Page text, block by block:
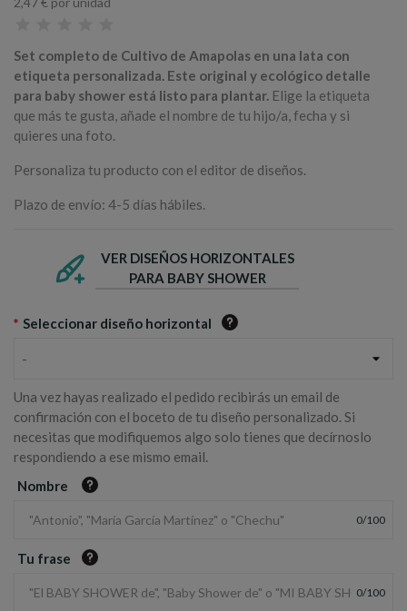
Set completo de Cultivo de Amapolas en una lata con
etiqueta personalizada. Este original y ecológico detalle
para baby shower está listo para plantar. Elige la etiqueta
que más te gusta, añade el nombre de tu hijo/a, fecha y si
quieres una foto.
Personaliza tu producto con el editor de diseños.
Plazo de envío: 4-5 días hábiles.
VER DISEÑOS HORIZONTALES
PARA BABY SHOWER
* Seleccionar diseño horizontal
-
Una vez hayas realizado el pedido recibirás un email de
confirmación con el boceto de tu diseño personalizado. Si
necesitas que modifiquemos algo solo tienes que decírnoslo
respondiendo a ese mismo email.
Nombre
0/100
Tu frase
0/100